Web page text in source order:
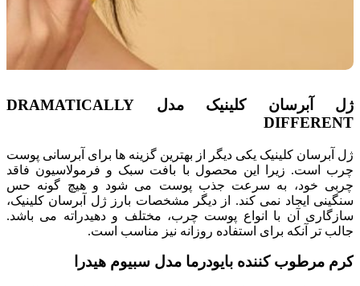
ژل آبرسان کلینیک مدل DRAMATICALLY
DIFFERENT
ژل آبرسان کلینیک یکی دیگر از بهترین گزینه ها برای آبرسانی پوست
چرب است. زیرا این محصول با بافت سبک و فرمولاسیون فاقد
چربی خود، به سرعت جذب پوست می شود و هیچ گونه حس
سنگینی ایجاد نمی کند. از دیگر مشخصات بارز ژل آبرسان کلینیک،
سازگاری آن با انواع پوست چرب، مختلف و دهیدراته می باشد.
جالب تر آنکه برای استفاده روزانه نیز مناسب است.
کرم مرطوب کننده بایودرما مدل سبیوم هیدرا